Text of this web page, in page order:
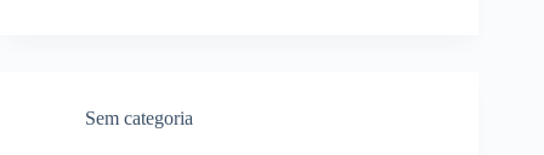
Sem categoria